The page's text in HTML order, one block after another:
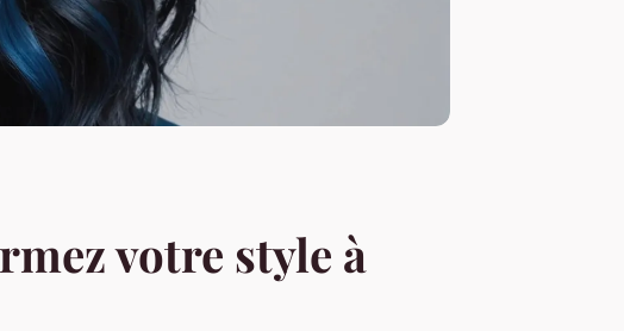
votre style à